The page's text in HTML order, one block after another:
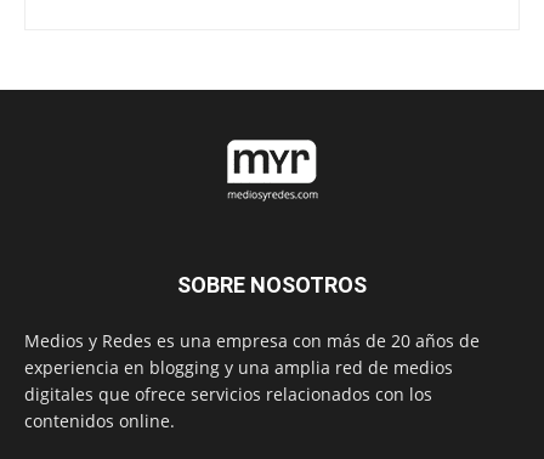
SOBRE NOSOTROS
Medios y Redes es una empresa con más de 20 años de
experiencia en blogging y una amplia red de medios
digitales que ofrece servicios relacionados con los
contenidos online.